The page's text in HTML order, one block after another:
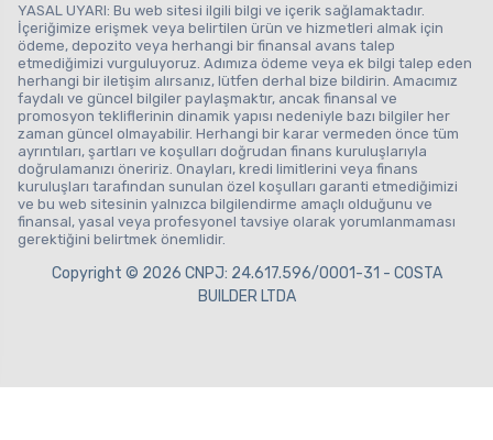
YASAL UYARI: Bu web sitesi ilgili bilgi ve içerik sağlamaktadır.
İçeriğimize erişmek veya belirtilen ürün ve hizmetleri almak için
ödeme, depozito veya herhangi bir finansal avans talep
etmediğimizi vurguluyoruz. Adımıza ödeme veya ek bilgi talep eden
herhangi bir iletişim alırsanız, lütfen derhal bize bildirin. Amacımız
faydalı ve güncel bilgiler paylaşmaktır, ancak finansal ve
promosyon tekliflerinin dinamik yapısı nedeniyle bazı bilgiler her
zaman güncel olmayabilir. Herhangi bir karar vermeden önce tüm
ayrıntıları, şartları ve koşulları doğrudan finans kuruluşlarıyla
doğrulamanızı öneririz. Onayları, kredi limitlerini veya finans
kuruluşları tarafından sunulan özel koşulları garanti etmediğimizi
ve bu web sitesinin yalnızca bilgilendirme amaçlı olduğunu ve
finansal, yasal veya profesyonel tavsiye olarak yorumlanmaması
gerektiğini belirtmek önemlidir.
Copyright © 2026 CNPJ: 24.617.596/0001-31 - COSTA
BUILDER LTDA